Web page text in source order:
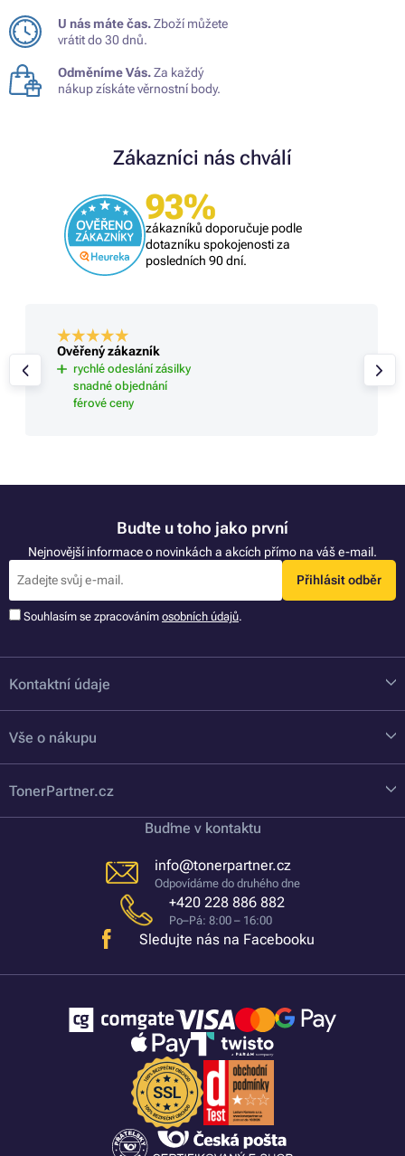
U nás máte čas.Zboží můžete
vrátit do 30 dnů.
Odměníme Vás.Za každý
nákup získáte věrnostní body.
Zákazníci nás chválí
93%
zákazníků doporučuje podle
dotazníku spokojenosti za
posledních 90 dní.
Ověřený zákazník
rychlé odeslání zásilky
snadné objednání
férové ceny
Buďte u toho jako první
Nejnovější informace o novinkách a akcích přímo na váš e-mail.
Přihlásit odběr
Souhlasím se zpracováním osobních údajů.
Kontaktní údaje
Vše o nákupu
TonerPartner.cz
Buďme v kontaktu
info@tonerpartner.cz
Odpovídáme do druhého dne
+420 228 886 882
Po–Pá: 8:00 – 16:00
Sledujte nás na Facebooku